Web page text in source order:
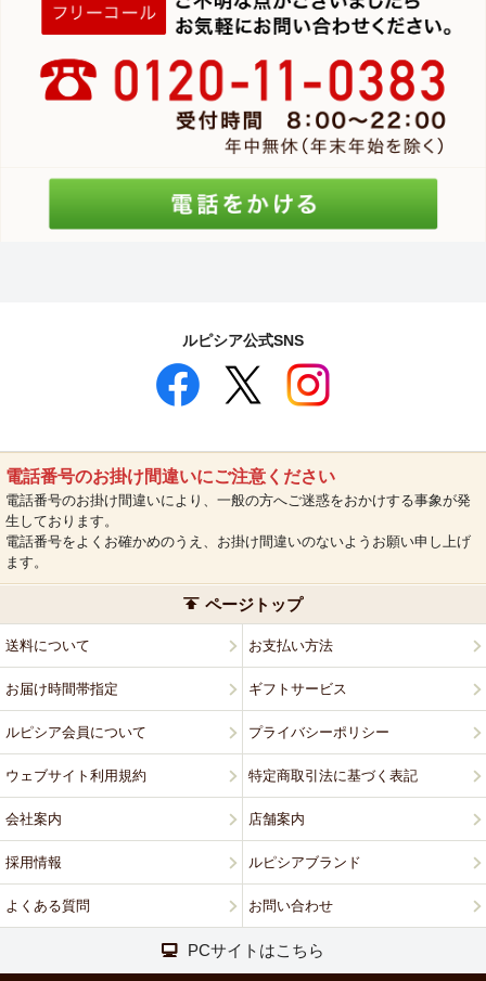
ルピシア公式SNS
電話番号のお掛け間違いにご注意ください
電話番号のお掛け間違いにより、一般の方へご迷惑をおかけする事象が発
生しております。
電話番号をよくお確かめのうえ、お掛け間違いのないようお願い申し上げ
ます。
ページトップ
送料について お支払い方法
お届け時間帯指定 ギフトサービス
ルピシア会員について プライバシーポリシー
ウェブサイト利用規約 特定商取引法に基づく表記
会社案内 店舗案内
採用情報 ルピシアブランド
よくある質問 お問い合わせ
PCサイトはこちら